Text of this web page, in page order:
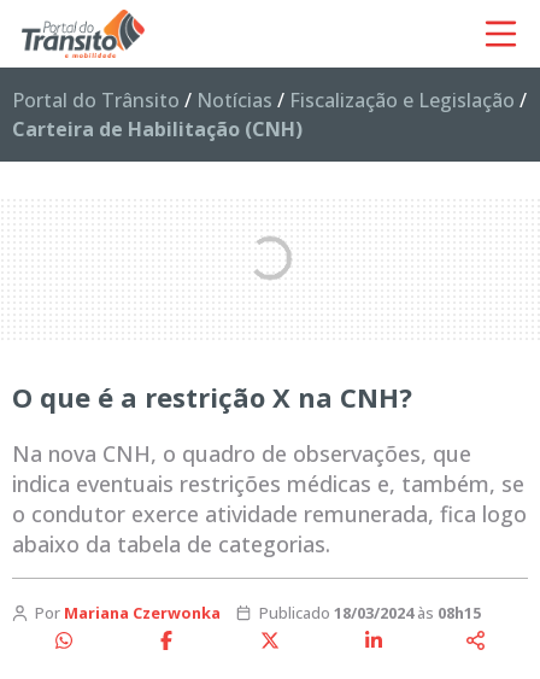
Portal do Trânsito / Notícias / Fiscalização e Legislação /
Carteira de Habilitação (CNH)
O que é a restrição X na CNH?
Na nova CNH, o quadro de observações, que
indica eventuais restrições médicas e, também, se
o condutor exerce atividade remunerada, fica logo
abaixo da tabela de categorias.
Por Mariana Czerwonka Publicado 18/03/2024às 08h15